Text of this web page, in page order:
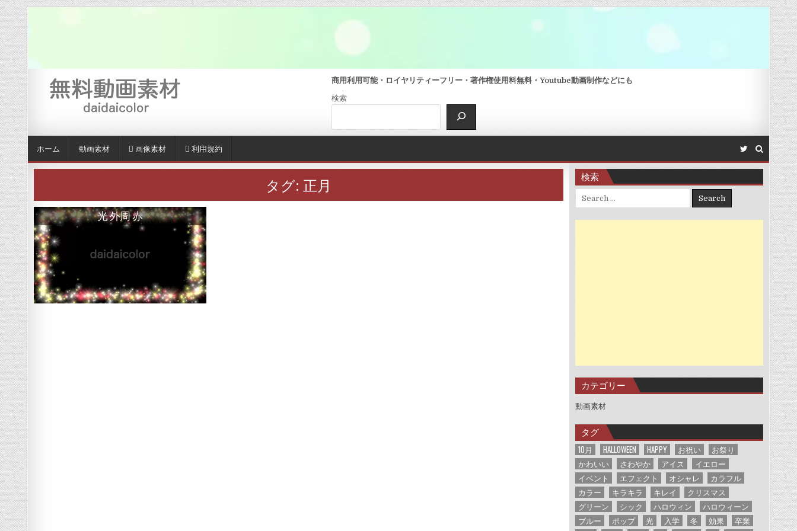
Skip to content
商用利用可能・ロイヤリティーフリー・著作権使用料無料・Youtube動画制作などにも
検索
ホーム 動画素材 画像素材 利用規約
タグ: 正月
光 外周 赤
検索
Search for:
カテゴリー
動画素材
タグ
10月 HALLOWEEN HAPPY お祝い
お祭り
かわいい
さわやか アイス
イエロー
イベント
エフェクト オシャレ
カラフル
カラー
キラキラ キレイ
クリスマス
グリーン
シック ハロウィン
ハロウィーン
ブルー
ポップ 光 入学 冬 効果
卒業